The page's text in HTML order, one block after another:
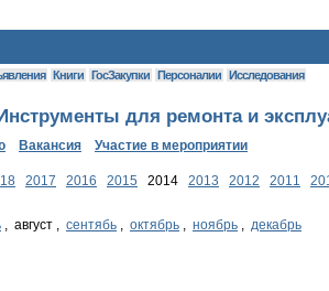
Книги ГосЗакупки Персоналии Исследования
для ремонта и
Вакансия Участие в мероприятии
2017 2016 2015 2014 2013 2012 2011
, август , сентябь , октябрь , ноябрь , декабрь